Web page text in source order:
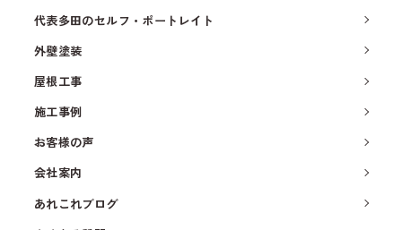
代表多田のセルフ・ポートレイト
外壁塗装
屋根工事
施工事例
お客様の声
会社案内
あれこれブログ